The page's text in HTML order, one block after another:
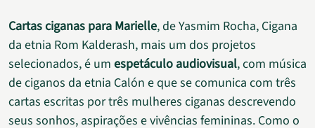
Cartas ciganas para Marielle, de Yasmim Rocha, Cigana
da etnia Rom Kalderash, mais um dos projetos
selecionados, é um espetáculo audiovisual, com música
de ciganos da etnia Calón e que se comunica com três
cartas escritas por três mulheres ciganas descrevendo
seus sonhos, aspirações e vivências femininas. Como o